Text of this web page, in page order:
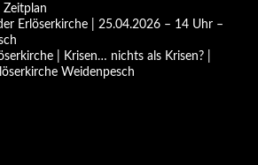
Zeitplan
Erlöserkirche | 25.04.2026 – 14 Uhr –
| Krisen… nichts als Krisen? |
Weidenpesch